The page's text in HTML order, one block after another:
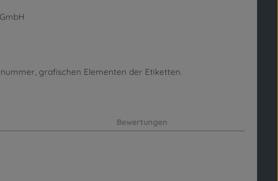
grafischen Elementen der Etiketten.
Bewertungen